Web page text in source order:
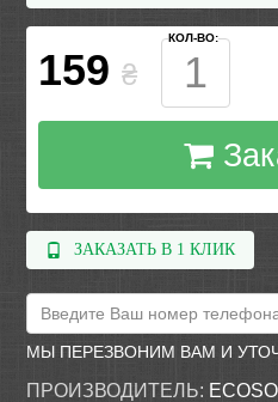
159 ₴
КОЛ-ВО:
ЗАКАЗАТЬ В 1 КЛИК
МЫ ПЕРЕЗВОНИМ ВАМ И
ПРОИЗВОДИТЕЛЬ: